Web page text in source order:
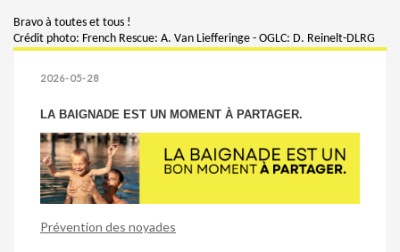
Bravo à toutes et tous !
Crédit photo: French Rescue: A. Van Liefferinge - OGLC: D. Reinelt-DLRG
2026-05-28
LA BAIGNADE EST UN MOMENT À PARTAGER.
Prévention des noyades